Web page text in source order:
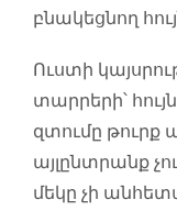
բնակեցնող
Ուստի
տարրերի՝
զտումը թուրք
այլընտրանք
մեկը չի